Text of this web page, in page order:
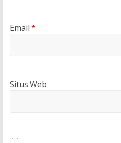
Email *
Situs Web